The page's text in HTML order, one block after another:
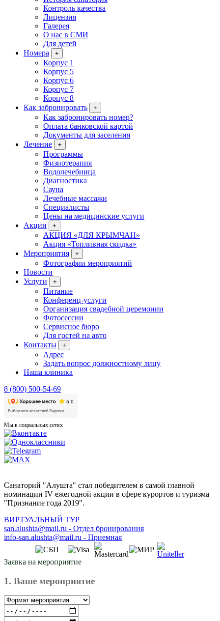
Контроль качества
Лицензия
Галерея
О нас в СМИ
Для детей
Номера
+
Корпус 1
Корпус 5
Корпус 6
Корпус 7
Корпус 8
Как забронировать
+
Как забронировать номер?
Оплата банковской картой
Документы для заселения
Лечение
+
Программы
Физиотерапия
Водолечебница
Диагностика
Сауна
Лечебные массажи
Специалисты
Цены на медицинские услуги
Акции
+
АКЦИЯ «ДЛЯ КРЫМЧАН»
Акция «Топливная скидка»
Мероприятия
+
Фотографии мероприятий
Новости
Услуги
+
Питание
Конференц-услуги
Организация свадебной церемонии
Фотосессии
Сервисное бюро
Для гостей на авто
Контакты
+
Адрес
Задать вопрос должностному лицу
Наша клиника
8 (800) 500-54-69
Мы в социальных сетях
Санаторий "Алушта" стал победителем в самой главной
номинации IV ежегодной акции в сфере курортов и туризма
"Признание года 2019".
ВИРТУАЛЬНЫЙ ТУР
san.alushta@mail.ru - Отдел бронирования
info-san.alushta@mail.ru - Приемная
Заявка на мероприятие
1. Ваше мероприятие